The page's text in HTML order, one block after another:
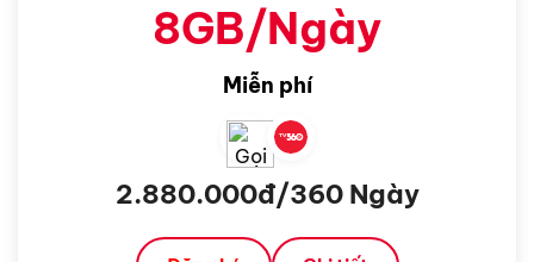
8GB/Ngày
Miễn phí
2.880.000đ/360 Ngày